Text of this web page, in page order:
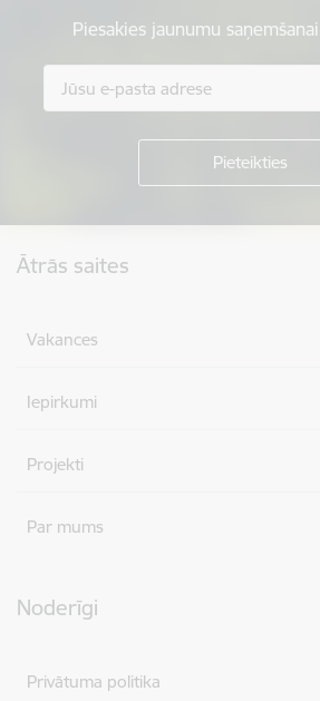
Piesakies jaunumu
Ātrās saites
Vakances
Iepirkumi
Projekti
Par mums
Noderīgi
Privātuma politika